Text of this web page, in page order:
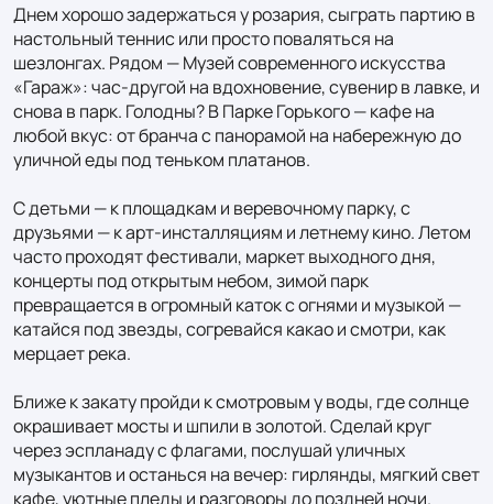
Днем хорошо задержаться у розария, сыграть партию в
настольный теннис или просто поваляться на
шезлонгах. Рядом — Музей современного искусства
«Гараж»: час‑другой на вдохновение, сувенир в лавке, и
снова в парк. Голодны? В Парке Горького — кафе на
любой вкус: от бранча с панорамой на набережную до
уличной еды под теньком платанов.
С детьми — к площадкам и веревочному парку, с
друзьями — к арт‑инсталляциям и летнему кино. Летом
часто проходят фестивали, маркет выходного дня,
концерты под открытым небом, зимой парк
превращается в огромный каток с огнями и музыкой —
катайся под звезды, согревайся какао и смотри, как
мерцает река.
Ближе к закату пройди к смотровым у воды, где солнце
окрашивает мосты и шпили в золотой. Сделай круг
через эспланаду с флагами, послушай уличных
музыкантов и останься на вечер: гирлянды, мягкий свет
кафе, уютные пледы и разговоры до поздней ночи.